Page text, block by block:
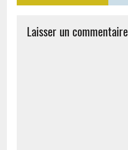
Laisser un commentaire